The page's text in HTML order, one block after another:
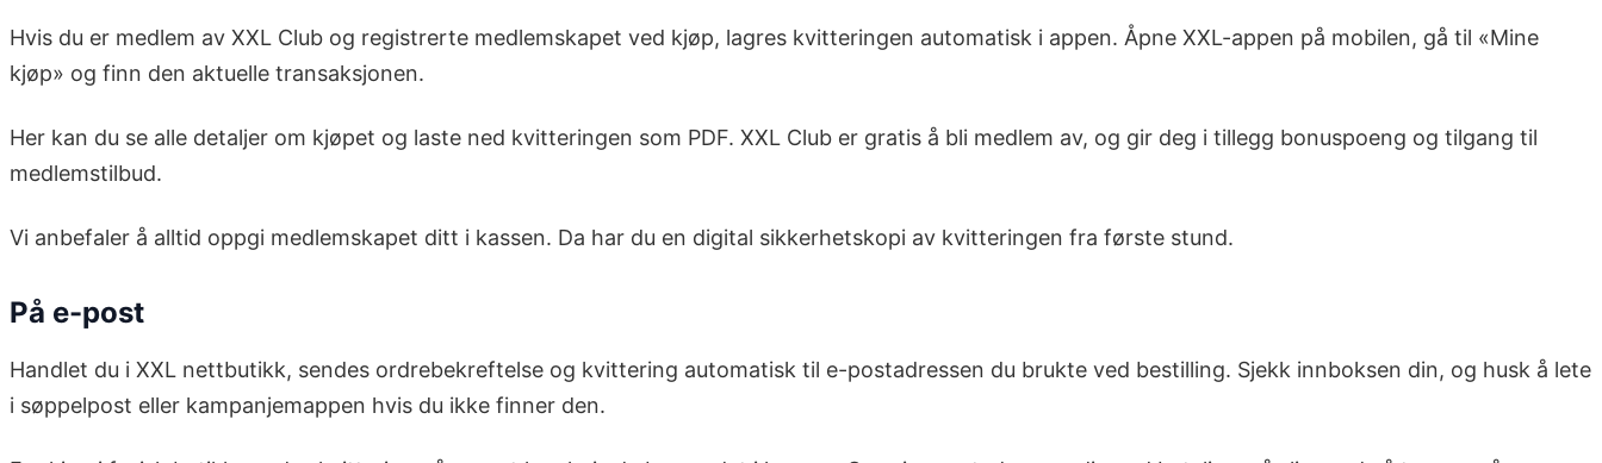
Hvis du er medlem av XXL Club og registrerte medlemskapet ved kjøp, lagres kvitteringen automatisk i appen. Åpne XXL-appen på mobilen, gå til «Mine
kjøp» og finn den aktuelle transaksjonen.
Her kan du se alle detaljer om kjøpet og laste ned kvitteringen som PDF. XXL Club er gratis å bli medlem av, og gir deg i tillegg bonuspoeng og tilgang til
medlemstilbud.
Vi anbefaler å alltid oppgi medlemskapet ditt i kassen. Da har du en digital sikkerhetskopi av kvitteringen fra første stund.
På e-post
Handlet du i XXL nettbutikk, sendes ordrebekreftelse og kvittering automatisk til e-postadressen du brukte ved bestilling. Sjekk innboksen din, og husk å lete
i søppelpost eller kampanjemappen hvis du ikke finner den.